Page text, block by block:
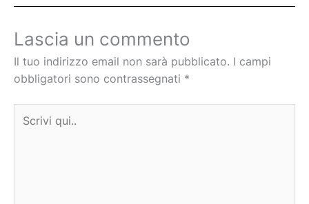
Lascia un commento
Il tuo indirizzo email non sarà pubblicato. I campi
obbligatori sono contrassegnati *
qui..